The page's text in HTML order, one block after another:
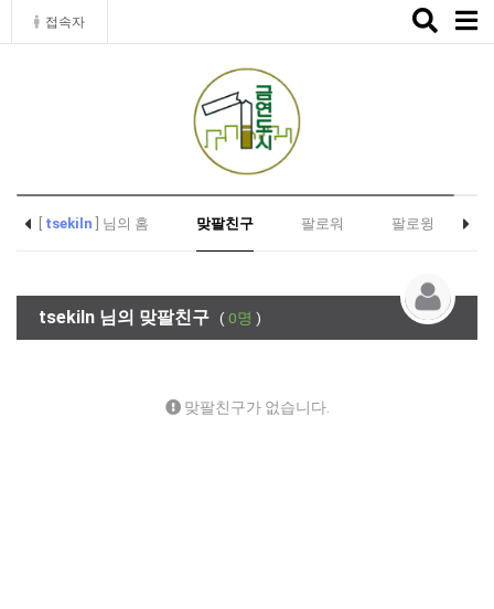
접속자
Toggle
tsekiln ] 님의 홈 맞팔친구 팔로워 팔로윙
tsekiln 님의 맞팔친구 ( 0명 )
맞팔친구가 없습니다.